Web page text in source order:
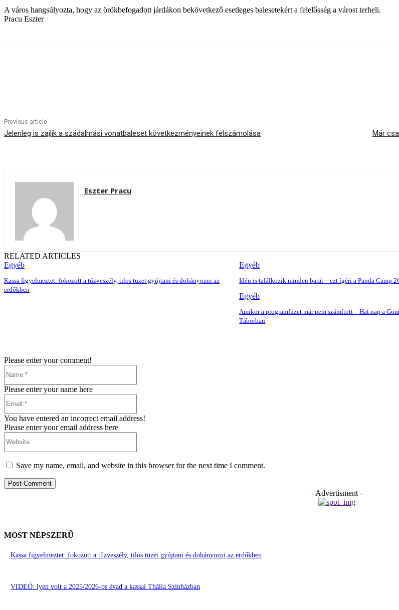
A város hangsúlyozta, hogy az örökbefogadott járdákon bekövetkező esetleges balesetekért a felelősség a várost terheli.
Pracu Eszter
Previous article
Jelenleg is zajlik a szádalmási vonatbaleset következményeinek felszámolása
Már
Eszter Pracu
RELATED ARTICLES
Egyéb
Kassa figyelmeztet: fokozott a tűzveszély, tilos tüzet gyújtani és dohányozni az
erdőkben
Egyéb
Idén is találkozik minden barát – ezt ígéri a Panda Camp
Egyéb
Amikor a programfüzet már nem számított – Hat nap a
Táborban
Please enter your comment!
Please enter your name here
You have entered an incorrect email address!
Please enter your email address here
Save my name, email, and website in this browser for the next time I comment.
- Advertisment -
MOST NÉPSZERŰ
Kassa figyelmeztet: fokozott a tűzveszély, tilos tüzet gyújtani és dohányozni az erdőkben
VIDEÓ: lyen volt a 2025/2026-os évad a kassai Thália Színházban